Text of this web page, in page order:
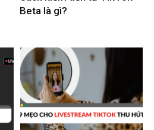
Beta là gì?